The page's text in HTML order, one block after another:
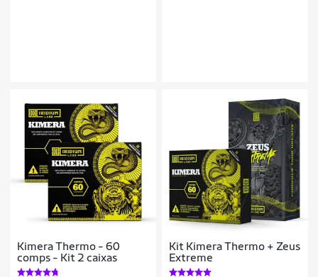
Kimera Thermo - 60
comps - Kit 2 caixas
Kit Kimera Thermo + Zeus
Extreme